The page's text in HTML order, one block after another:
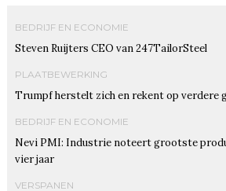
BEDRIJF EN ECONOMIE
Steven Ruijters CEO van 247TailorSteel
PLAATBEWERKING
Trumpf herstelt zich en rekent op verdere
BEDRIJF EN ECONOMIE
Nevi PMI: Industrie noteert grootste
vier jaar
VERSPANEN